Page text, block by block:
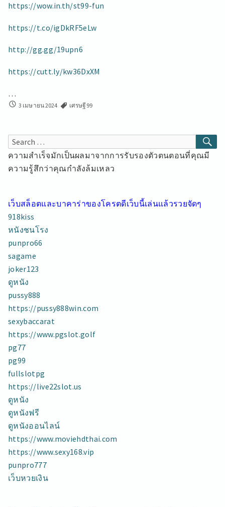
https://wow.in.th/st99-fun
https://t.co/igDkRF5eLw
http://gg.gg/19upn6
https://cutt.ly/kw36DxXM
…
เศรษฐี99
ทดลอง
ถุนา
ใหม่
เศรษฐี99
ทดลอง
เล่น
TOP
11
BY
ELYSE
เศรษฐี99
ST99.FUN
5
3 เมษายน 2024 เศรษฐี99
Search
for:
ความสำเร็จมักเป็นผลมาจากการรับรองตัวตนตอนที่คุณมี
ความรู้สึกว่าคุณกำลังล้มเหลว
เว็บสล็อตและบาคาร่าของโครตดีเว็บนี้เล่นแล้วรวยจัดๆ
918kiss
หนังชนโรง
punpro66
sagame
joker123
ดูหนัง
pussy888
https://pussy888win.com
sexybaccarat
https://www.pgslot.golf
pg77
pg99
fullslotpg
https://live22slot.us
ดูหนัง
ดูหนังฟรี
ดูหนังออนไลน์
https://www.moviehdthai.com
https://www.sexy168.vip
punpro777
เว็บหวยเงิน